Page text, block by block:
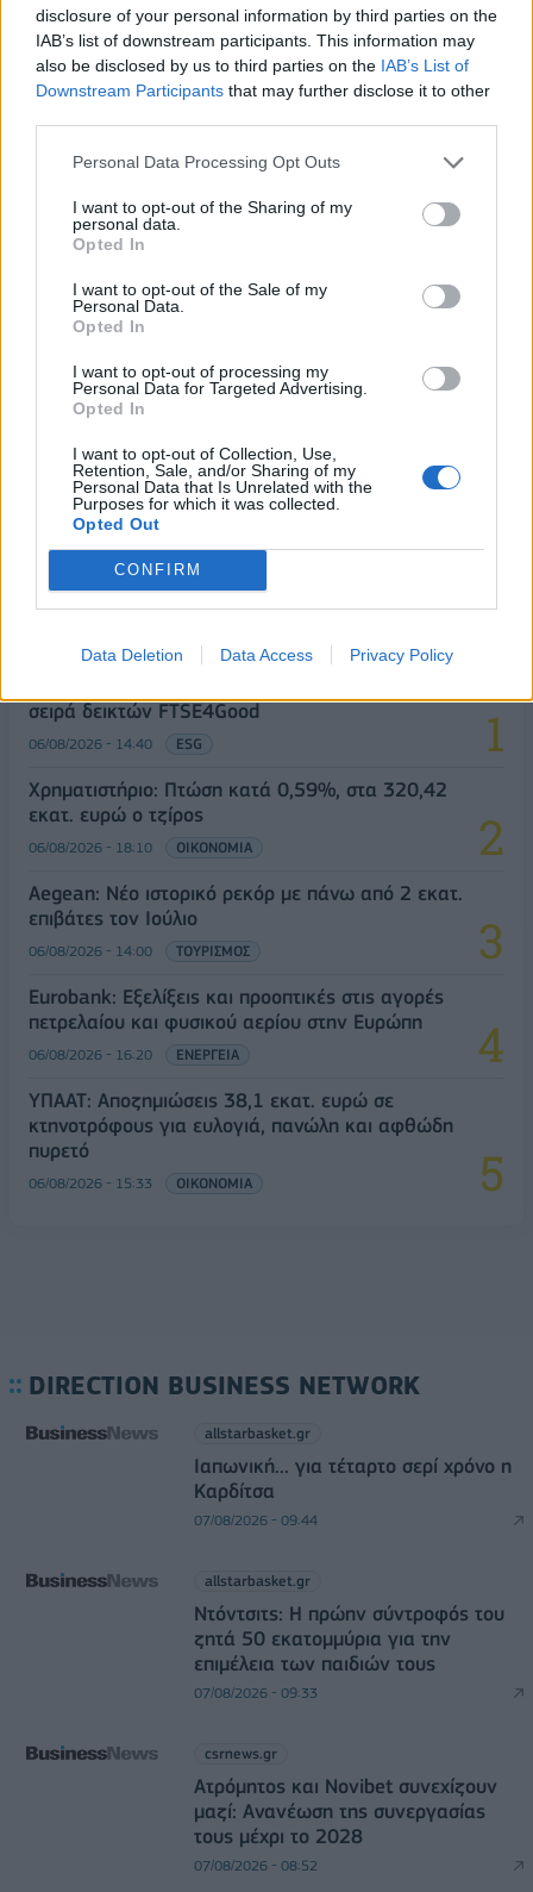
disclosure of your personal information by third parties on the
IAB’s list of downstream participants. This information may
also be disclosed by us to third parties on the IAB’s List of
Downstream Participants that may further disclose it to other
Personal Data Processing Opt Outs
I want to opt-out of the Sharing of my
personal data.
Opted In
I want to opt-out of the Sale of my
Personal Data.
Opted In
I want to opt-out of processing my
Personal Data for Targeted Advertising.
Opted In
I want to opt-out of Collection, Use,
Retention, Sale, and/or Sharing of my
Personal Data that Is Unrelated with the
Purposes for which it was collected.
Opted Out
CONFIRM
Data Deletion Data Access Privacy Policy
Χρηματιστήριο: Στις 2.606,72 μονάδες ο Γενικός
Δείκτης Τιμών, με οριακή πτώση 0,07%
07/08/2026 - 11:38 ΟΙΚΟΝΟΜΙΑ
Generali: Άνοδος 13,7% στα καθαρά κέρδη του α'
Κ. Χατζηδάκης: Σε ισχύ μόνο οι εγκύκλιοι που
αναρτώνται στις ιστοσελίδες των φορέων
07/08/2026 - 11:20 ΠΟΛΙΤΙΚΗ
ΟΛΕΣ ΟΙ ΕΙΔΗΣΕΙΣ
ΔΗΜΟΦΙΛΗ
σειρά δεικτών FTSE4Good
06/08/2026 - 14:40 ESG
Χρηματιστήριο: Πτώση κατά 0,59%, στα 320,42
εκατ. ευρώ ο τζίρος
06/08/2026 - 18:10 ΟΙΚΟΝΟΜΙΑ
Aegean: Νέο ιστορικό ρεκόρ με πάνω από 2 εκατ.
επιβάτες τον Ιούλιο
06/08/2026 - 14:00 ΤΟΥΡΙΣΜΟΣ
Eurobank: Εξελίξεις και προοπτικές στις αγορές
πετρελαίου και φυσικού αερίου στην Ευρώπη
06/08/2026 - 16:20 ΕΝΕΡΓΕΙΑ
ΥΠΑΑΤ: Αποζημιώσεις 38,1 εκατ. ευρώ σε
κτηνοτρόφους για ευλογιά, πανώλη και αφθώδη
πυρετό
06/08/2026 - 15:33 ΟΙΚΟΝΟΜΙΑ
DIRECTION BUSINESS NETWORK
allstarbasket.gr
Ιαπωνική... για τέταρτο σερί χρόνο η
Καρδίτσα
07/08/2026 - 09:44
allstarbasket.gr
Ντόντσιτς: Η πρώην σύντροφός του
ζητά 50 εκατομμύρια για την
επιμέλεια των παιδιών τους
07/08/2026 - 09:33
csrnews.gr
Ατρόμητος και Novibet συνεχίζουν
μαζί: Ανανέωση της συνεργασίας
τους μέχρι το 2028
07/08/2026 - 08:52